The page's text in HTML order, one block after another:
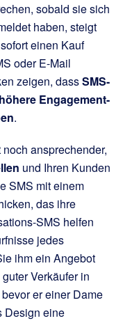
sobald sie sich
haben, steigt
einen Kauf
oder E-Mail
zeigen, dassSMS-
Engagement-
.
ansprechender,
und Ihren Kunden
SMS mit einem
das ihre
SMS helfen
jedes
ihm ein Angebot
Verkäufer in
er einer Dame
Design eine